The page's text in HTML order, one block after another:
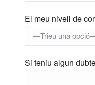
El meu nivell de
Si teniu algun